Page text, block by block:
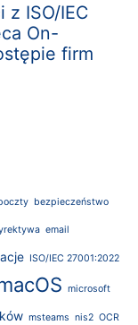
z ISO/IEC
On-
firm
bezpieczeństwo
email
ISO/IEC 27001:2022
microsoft
msteams nis2 OCR